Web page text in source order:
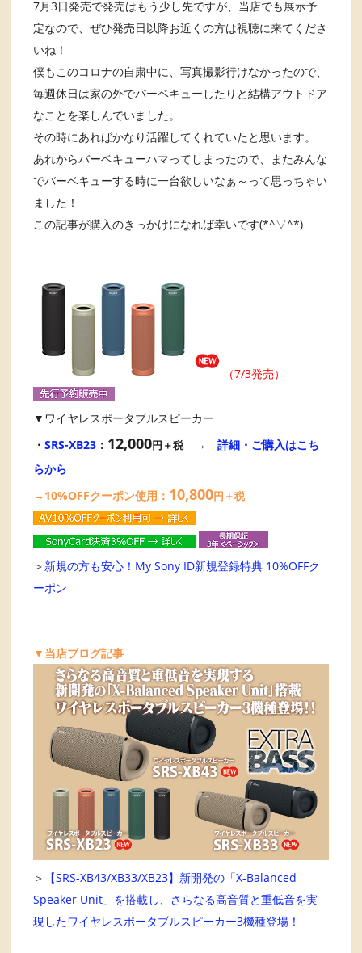
7月3日発売で発売はもう少し先ですが、当店でも展示予
定なので、ぜひ発売日以降お近くの方は視聴に来てくださ
いね！
僕もこのコロナの自粛中に、写真撮影行けなかったので、
毎週休日は家の外でバーベキューしたりと結構アウトドア
なことを楽しんでいました。
その時にあればかなり活躍してくれていたと思います。
あれからバーベキューハマってしまったので、またみんな
でバーベキューする時に一台欲しいなぁ～って思っちゃい
ました！
この記事が購入のきっかけになれば幸いです(*^▽^*)
（7/3発売）
▼ワイヤレスポータブルスピーカー
・SRS-XB23 ： 12,000円＋税→詳細・ご購入はこち
らから
→10%OFFクーポン使用： 10,800円＋税
＞ 新規の方も安心！My Sony ID新規登録特典 10%OFFク
ーポン
▼当店ブログ記事
＞
【SRS-XB43/XB33/XB23】新開発の「X-Balanced
Speaker Unit」を搭載し、さらなる高音質と重低音を実
現したワイヤレスポータブルスピーカー3機種登場！